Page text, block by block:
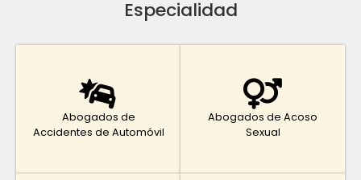
Especialidad
Abogados de
Accidentes de Automóvil
Abogados de Acoso
Sexual